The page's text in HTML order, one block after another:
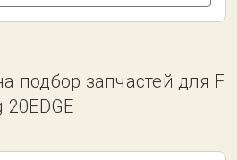
подбор запчастей для F